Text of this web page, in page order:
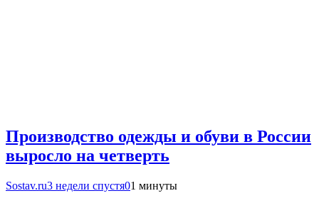
Производство одежды и обуви в России
выросло на четверть
Sostav.ru3 недели спустя01 минуты